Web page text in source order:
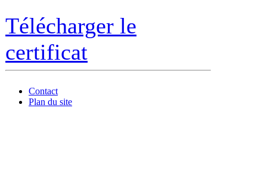
Télécharger le
certificat
Contact
Plan du site